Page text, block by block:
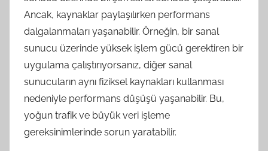
Ancak, kaynaklar paylaşılırken performans
dalgalanmaları yaşanabilir. Örneğin, bir sanal
sunucu üzerinde yüksek işlem gücü gerektiren bir
uygulama çalıştırıyorsanız, diğer sanal
sunucuların aynı fiziksel kaynakları kullanması
nedeniyle performans düşüşü yaşanabilir. Bu,
yoğun trafik ve büyük veri işleme
gereksinimlerinde sorun yaratabilir.